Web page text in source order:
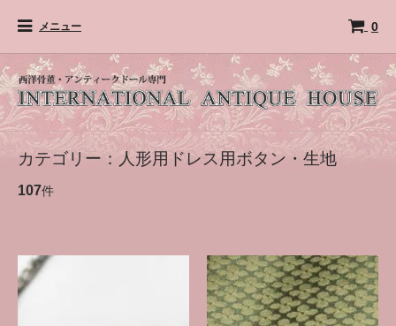
メニュー 0
カテゴリー：人形用ドレス用ボタン・生地
107件